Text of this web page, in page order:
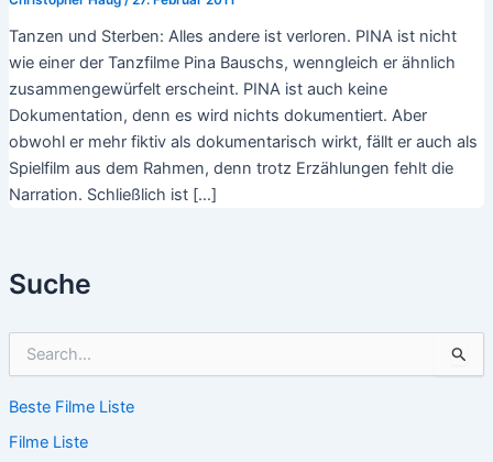
Suche
h
n
Beste Filme Liste
Filme Liste
Tanzen und Sterben: Alles andere ist verloren. PINA ist nicht
wie einer der Tanzfilme Pina Bauschs, wenngleich er ähnlich
zusammengewürfelt erscheint. PINA ist auch keine
Dokumentation, denn es wird nichts dokumentiert. Aber
obwohl er mehr fiktiv als dokumentarisch wirkt, fällt er auch als
Spielfilm aus dem Rahmen, denn trotz Erzählungen fehlt die
Narration. Schließlich ist […]